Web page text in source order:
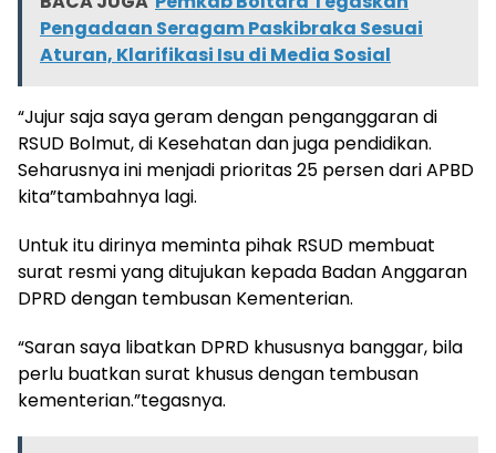
Pengadaan Seragam Paskibraka Sesuai
Aturan, Klarifikasi Isu di Media Sosial
“Jujur saja saya geram dengan penganggaran di
RSUD Bolmut, di Kesehatan dan juga pendidikan.
Seharusnya ini menjadi prioritas 25 persen dari APBD
kita”tambahnya lagi.
Untuk itu dirinya meminta pihak RSUD membuat
surat resmi yang ditujukan kepada Badan Anggaran
DPRD dengan tembusan Kementerian.
“Saran saya libatkan DPRD khususnya banggar, bila
perlu buatkan surat khusus dengan tembusan
kementerian.”tegasnya.